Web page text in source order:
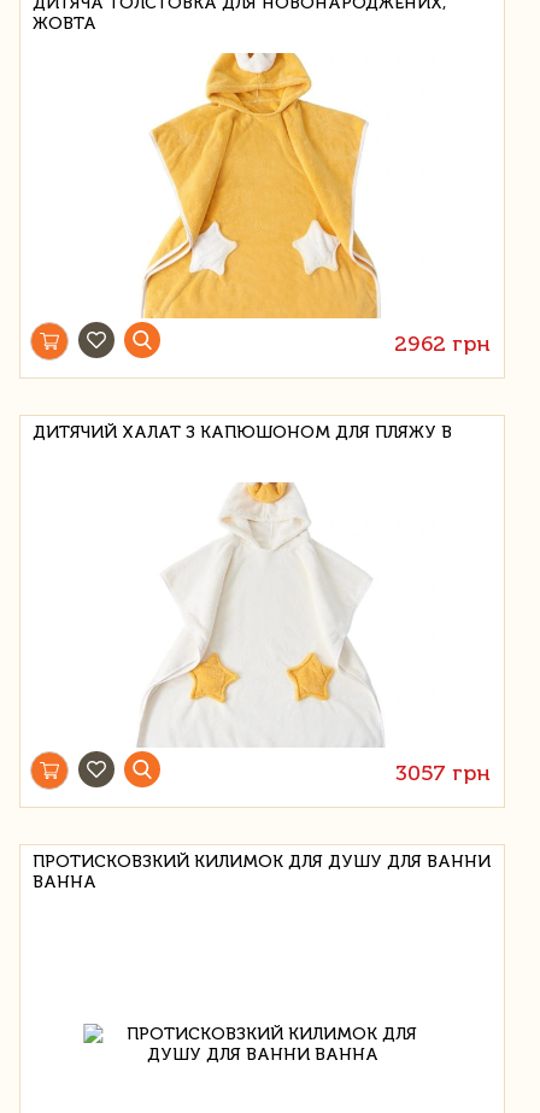
ЖОВТА
2962 грн
ДИТЯЧИЙ ХАЛАТ З КАПЮШОНОМ ДЛЯ ПЛЯЖУ В
3057 грн
ПРОТИСКОВЗКИЙ КИЛИМОК ДЛЯ ДУШУ ДЛЯ ВАННИ
ВАННА